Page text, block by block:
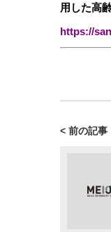
用した高
https://
< 前の記事